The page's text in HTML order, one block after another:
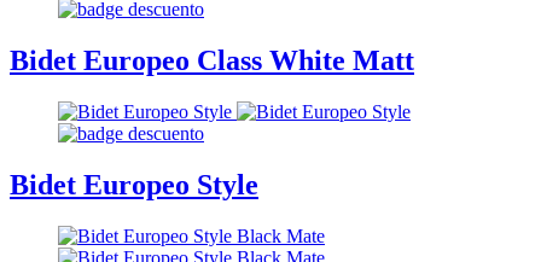
Bidet Europeo Class White Matt
Bidet Europeo Style